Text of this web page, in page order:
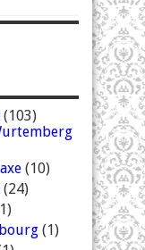
(103)
(10)
(24)
(1)